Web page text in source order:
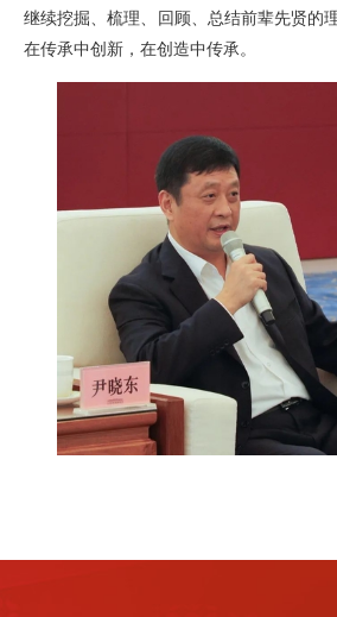
继续挖掘、梳理、回顾、总结前辈先贤的
在传承中创新，在创造中传承。